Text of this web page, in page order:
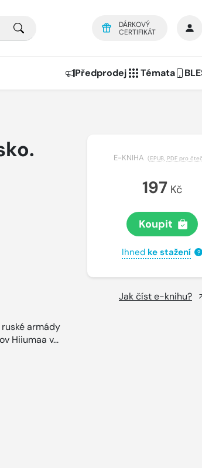
DÁRKOVÝ
CERTIFIKÁT
Předprodej Témata
armády
Hiiumaa v...
E-KNIHA (EPUB, PDF pro
197 Kč
Koupit
Ihned ke stažení ?
Jak číst e-knihu?